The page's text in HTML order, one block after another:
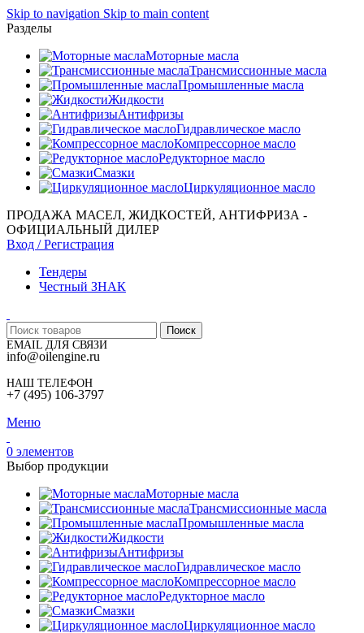
Skip to navigation Skip to main content
Разделы
Моторные масла
Трансмиссионные масла
Промышленные масла
Жидкости
Антифризы
Гидравлическое масло
Компрессорное масло
Редукторное масло
Смазки
Циркуляционное масло
ПРОДАЖА МАСЕЛ, ЖИДКОСТЕЙ, АНТИФРИЗА -
ОФИЦИАЛЬНЫЙ ДИЛЕР
Вход / Регистрация
Тендеры
Честный ЗНАК
Поиск
EMAIL ДЛЯ СВЯЗИ
info@oilengine.ru
НАШ ТЕЛЕФОН
+7 (495) 106-3797
Меню
0 элементов
Выбор продукции
Моторные масла
Трансмиссионные масла
Промышленные масла
Жидкости
Антифризы
Гидравлическое масло
Компрессорное масло
Редукторное масло
Смазки
Циркуляционное масло